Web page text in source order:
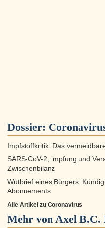
Dossier:
Impfstoffkritik: Das
SARS-CoV-2, Impfung und
Zwischenbilanz
Wutbrief eines Bürgers:
Abonnements
Alle Artikel zu Coronavirus
Mehr von Axel B.C.